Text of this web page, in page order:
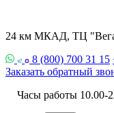
24 км МКАД, ТЦ
8 (800) 700 31 15
Заказать обратный
Часы работы 10.00-